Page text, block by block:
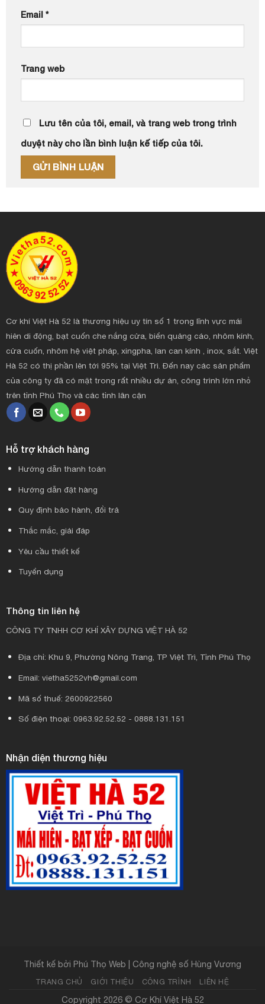
Email *
Trang web
Lưu tên của tôi, email, và trang web trong trình
duyệt này cho lần bình luận kế tiếp của tôi.
Cơ khí Việt Hà 52 là thương hiệu uy tín số 1 trong lĩnh vực mái
hiên di động, bạt cuốn che nắng cửa, biển quảng cáo, nhôm kính,
cửa cuốn, nhôm hệ việt pháp, xingpha, lan can kính , inox, sắt. Việt
Hà 52 có thị phần lên tới 95% tại Việt Trì. Đến nay các sản phẩm
của công ty đã có mặt trong rất nhiều dự án, công trình lớn nhỏ
trên tỉnh Phú Thọ và các tỉnh lân cận
Hỗ trợ khách hàng
Hướng dẫn thanh toán
Hướng dẫn đặt hàng
Quy định bảo hành, đổi trả
Thắc mắc, giải đáp
Yêu cầu thiết kế
Tuyển dụng
Thông tin liên hệ
CÔNG TY TNHH CƠ KHÍ XÂY DỰNG VIỆT HÀ 52
Địa chỉ: Khu 9, Phường Nông Trang, TP Việt Trì, Tỉnh Phú Thọ
Email: vietha5252vh@gmail.com
Mã số thuế: 2600922560
Số điện thoại: 0963.92.52.52 - 0888.131.151
Nhận diện thương hiệu
Thiết kế bởi Phú Thọ Web | Công nghệ số Hùng Vương
TRANG CHỦ GIỚI THIỆU CÔNG TRÌNH LIÊN HỆ
Copyright 2026 © Cơ Khí Việt Hà 52